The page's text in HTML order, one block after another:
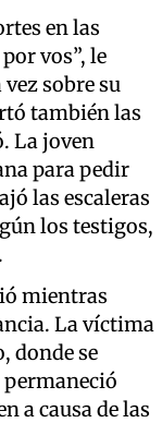
en las
vos”, le
sobre su
también las
La joven
para pedir
las escaleras
los testigos,
mientras
La víctima
donde se
a causa de las